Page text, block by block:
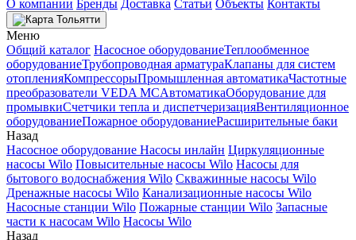
О компании Бренды Доставка Статьи Объекты Контакты
Тольятти
Меню
Общий каталог Насосное оборудованиеТеплообменное
оборудованиеТрубопроводная арматураКлапаны для систем
отопленияКомпрессорыПромышленная автоматикаЧастотные
преобразователи VEDA MCАвтоматикаОборудование для
промывкиСчетчики тепла и диспетчеризацияВентиляционное
оборудованиеПожарное оборудованиеРасширительные баки
Назад
Насосное оборудование Насосы инлайн Циркуляционные
насосы Wilo Повысительные насосы Wilo Насосы для
бытового водоснабжения Wilo Скважинные насосы Wilo
Дренажные насосы Wilo Канализационные насосы Wilo
Насосные станции Wilo Пожарные станции Wilo Запасные
части к насосам Wilo Насосы Wilo
Назад